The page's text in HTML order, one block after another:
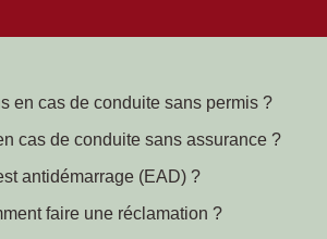
en cas de conduite sans permis ?
cas de conduite sans assurance ?
antidémarrage (EAD) ?
faire une réclamation ?